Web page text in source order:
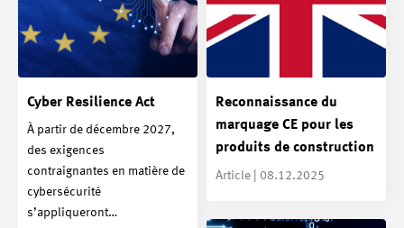
Cyber Resilience Act
À partir de décembre 2027,
des exigences
contraignantes en matière de
cybersécurité
s’appliqueront…
Reconnaissance du
marquage CE pour les
produits de construction
Article | 08.12.2025